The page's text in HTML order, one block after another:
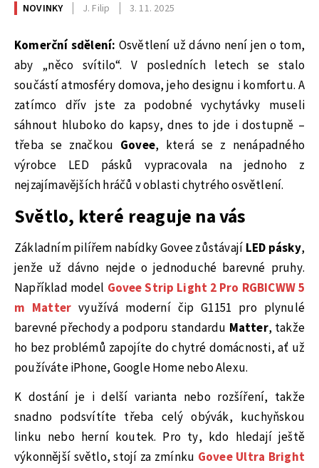
NOVINKY J. Filip 3. 11. 2025
Komerční sdělení: Osvětlení už dávno není jen o tom,
aby „něco svítilo“. V posledních letech se stalo
součástí atmosféry domova, jeho designu i komfortu. A
zatímco dřív jste za podobné vychytávky museli
sáhnout hluboko do kapsy, dnes to jde i dostupně –
třeba se značkou Govee, která se z nenápadného
výrobce LED pásků vypracovala na jednoho z
nejzajímavějších hráčů v oblasti chytrého osvětlení.
Světlo, které reaguje na vás
Základním pilířem nabídky Govee zůstávají LED pásky,
jenže už dávno nejde o jednoduché barevné pruhy.
Například model Govee Strip Light 2 Pro RGBICWW 5
m Matter využívá moderní čip G1151 pro plynulé
barevné přechody a podporu standardu Matter, takže
ho bez problémů zapojíte do chytré domácnosti, ať už
používáte iPhone, Google Home nebo Alexu.
K dostání je i delší varianta nebo rozšíření, takže
snadno podsvítíte třeba celý obývák, kuchyňskou
linku nebo herní koutek. Pro ty, kdo hledají ještě
výkonnější světlo, stojí za zmínku Govee Ultra Bright